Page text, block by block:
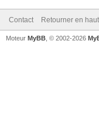
Contact Retourner en haut
Moteur MyBB , © 2002-2026